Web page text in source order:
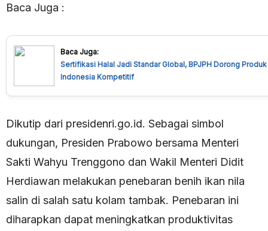
Baca Juga :
Baca Juga:
Sertifikasi Halal Jadi Standar Global, BPJPH Dorong Produk
Indonesia Kompetitif
Dikutip dari presidenri.go.id. Sebagai simbol
dukungan, Presiden Prabowo bersama Menteri
Sakti Wahyu Trenggono dan Wakil Menteri Didit
Herdiawan melakukan penebaran benih ikan nila
salin di salah satu kolam tambak. Penebaran ini
diharapkan dapat meningkatkan produktivitas